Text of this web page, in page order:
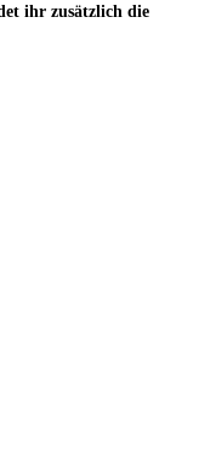
ihr zusätzlich die